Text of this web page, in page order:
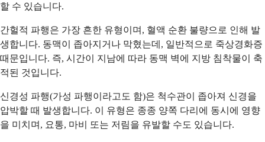
할 수 있습니다.
간헐적 파행은 가장 흔한 유형이며, 혈액 순환 불량으로 인해 발
생합니다. 동맥이 좁아지거나 막혔는데, 일반적으로 죽상경화증
때문입니다. 즉, 시간이 지남에 따라 동맥 벽에 지방 침착물이 축
적된 것입니다.
신경성 파행(가성 파행이라고도 함)은 척수관이 좁아져 신경을
압박할 때 발생합니다. 이 유형은 종종 양쪽 다리에 동시에 영향
을 미치며, 요통, 마비 또는 저림을 유발할 수도 있습니다.